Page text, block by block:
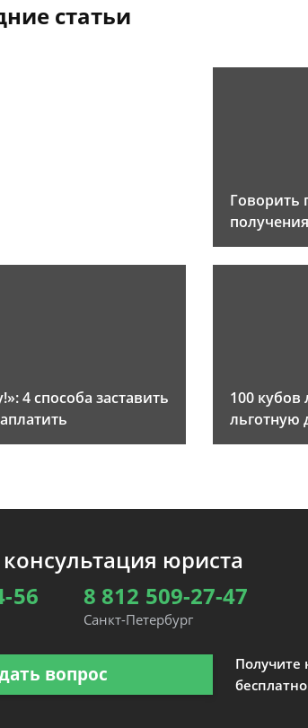
статьи
Говорить
4 способа заставить
100 кубов
льготную
юриста
56
8 812 509-27-47
Санкт-Петербург
вопрос
Получите
бесплатно